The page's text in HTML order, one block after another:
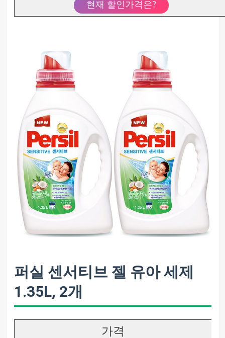
현재 할인가격은?
퍼실 센서티브 젤 유아 세제
1.35L, 2개
가격